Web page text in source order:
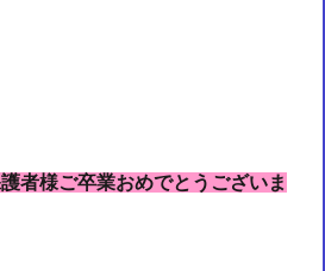
者様ご卒業おめでとうございま